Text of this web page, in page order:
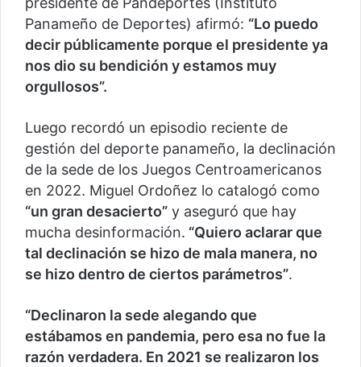
Panameño de Deportes) afirmó: “Lo puedo
decir públicamente porque el presidente ya
nos dio su bendición y estamos muy
orgullosos”.
Luego recordó un episodio reciente de
gestión del deporte panameño, la declinación
de la sede de los Juegos Centroamericanos
en 2022. Miguel Ordoñez lo catalogó como
“un gran desacierto” y aseguró que hay
mucha desinformación. “Quiero aclarar que
tal declinación se hizo de mala manera, no
se hizo dentro de ciertos parámetros”.
“Declinaron la sede alegando que
estábamos en pandemia, pero esa no fue la
razón verdadera. En 2021 se realizaron los